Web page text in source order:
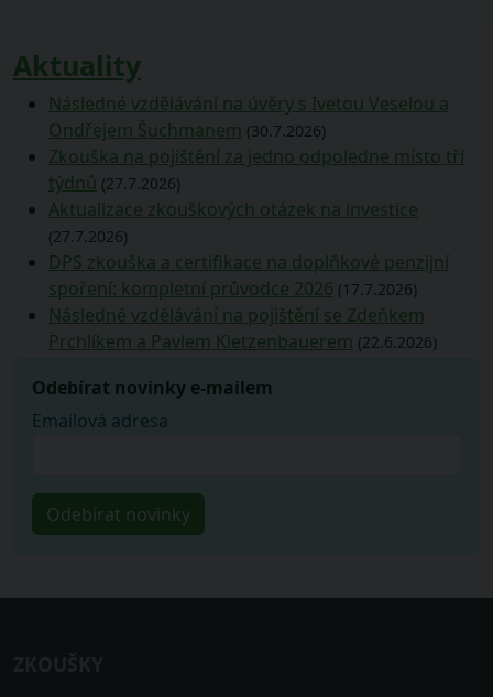
Aktuality
Následné vzdělávání na úvěry s Ivetou Veselou a
Ondřejem Šuchmanem (30.7.2026)
Zkouška na pojištění za jedno odpoledne místo tří
týdnů (27.7.2026)
Aktualizace zkouškových otázek na investice
(27.7.2026)
DPS zkouška a certifikace na doplňkové penzijní
spoření: kompletní průvodce 2026 (17.7.2026)
Následné vzdělávání na pojištění se Zdeňkem
Prchlíkem a Pavlem Kletzenbauerem (22.6.2026)
Odebírat novinky e-mailem
Emailová adresa